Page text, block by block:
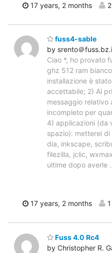
17 years, 2 months 2
fuss4-sable
by srento＠
Ciao *, ho provato
ghz 512 ram
installazione è
accettabile; 2) Al
messaggio relativo
incompleto per
4) applicazioni (da
spazio): metterei
dia, inkscape,
filezilla, jclic,
ultime dopo averle
17 years, 2 months 1
Fuss 4.0 Rc4
by Christopher R.